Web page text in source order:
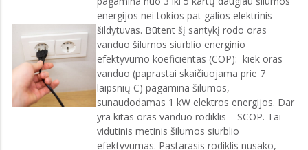
energijos nei tokios pat galios elektrinis
šildytuvas. Būtent šį santykį rodo oras
vanduo šilumos siurblio energinio
efektyvumo koeficientas (COP): kiek oras
vanduo (paprastai skaičiuojama prie 7
laipsnių C) pagamina šilumos,
sunaudodamas 1 kW elektros energijos. Dar
yra kitas oras vanduo rodiklis – SCOP. Tai
vidutinis metinis šilumos siurblio
efektyvumas. Pastarasis rodiklis nusako,